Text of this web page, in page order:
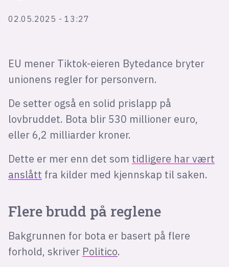
02.05.2025 - 13:27
EU mener Tiktok-eieren Bytedance bryter
unionens regler for personvern.
De setter også en solid prislapp på
lovbruddet. Bota blir 530 millioner euro,
eller 6,2 milliarder kroner.
Dette er mer enn det som tidligere har vært
anslått fra kilder med kjennskap til saken.
Flere brudd på reglene
Bakgrunnen for bota er basert på flere
forhold, skriver Politico.